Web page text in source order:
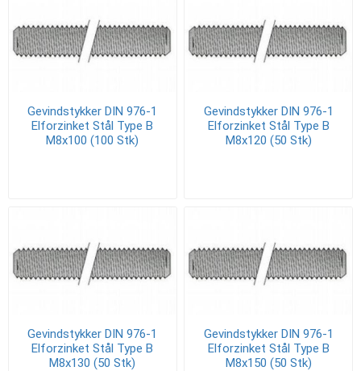
Gevindstykker DIN 976-1
Elforzinket Stål Type B
M8x100 (100 Stk)
Gevindstykker DIN 976-1
Elforzinket Stål Type B
M8x120 (50 Stk)
Gevindstykker DIN 976-1
Elforzinket Stål Type B
M8x130 (50 Stk)
Gevindstykker DIN 976-1
Elforzinket Stål Type B
M8x150 (50 Stk)